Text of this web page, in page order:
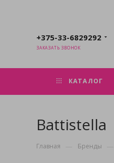
+375-33-6829292
ЗАКАЗАТЬ ЗВОНОК
КАТАЛОГ
Battistella
Главная — Бренды —